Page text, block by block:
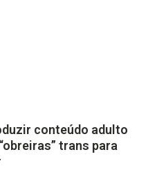
conteúdo adulto
trans para